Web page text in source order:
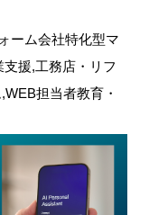
ーム会社特化型マ
援,工務店・リフ
担当者教育・